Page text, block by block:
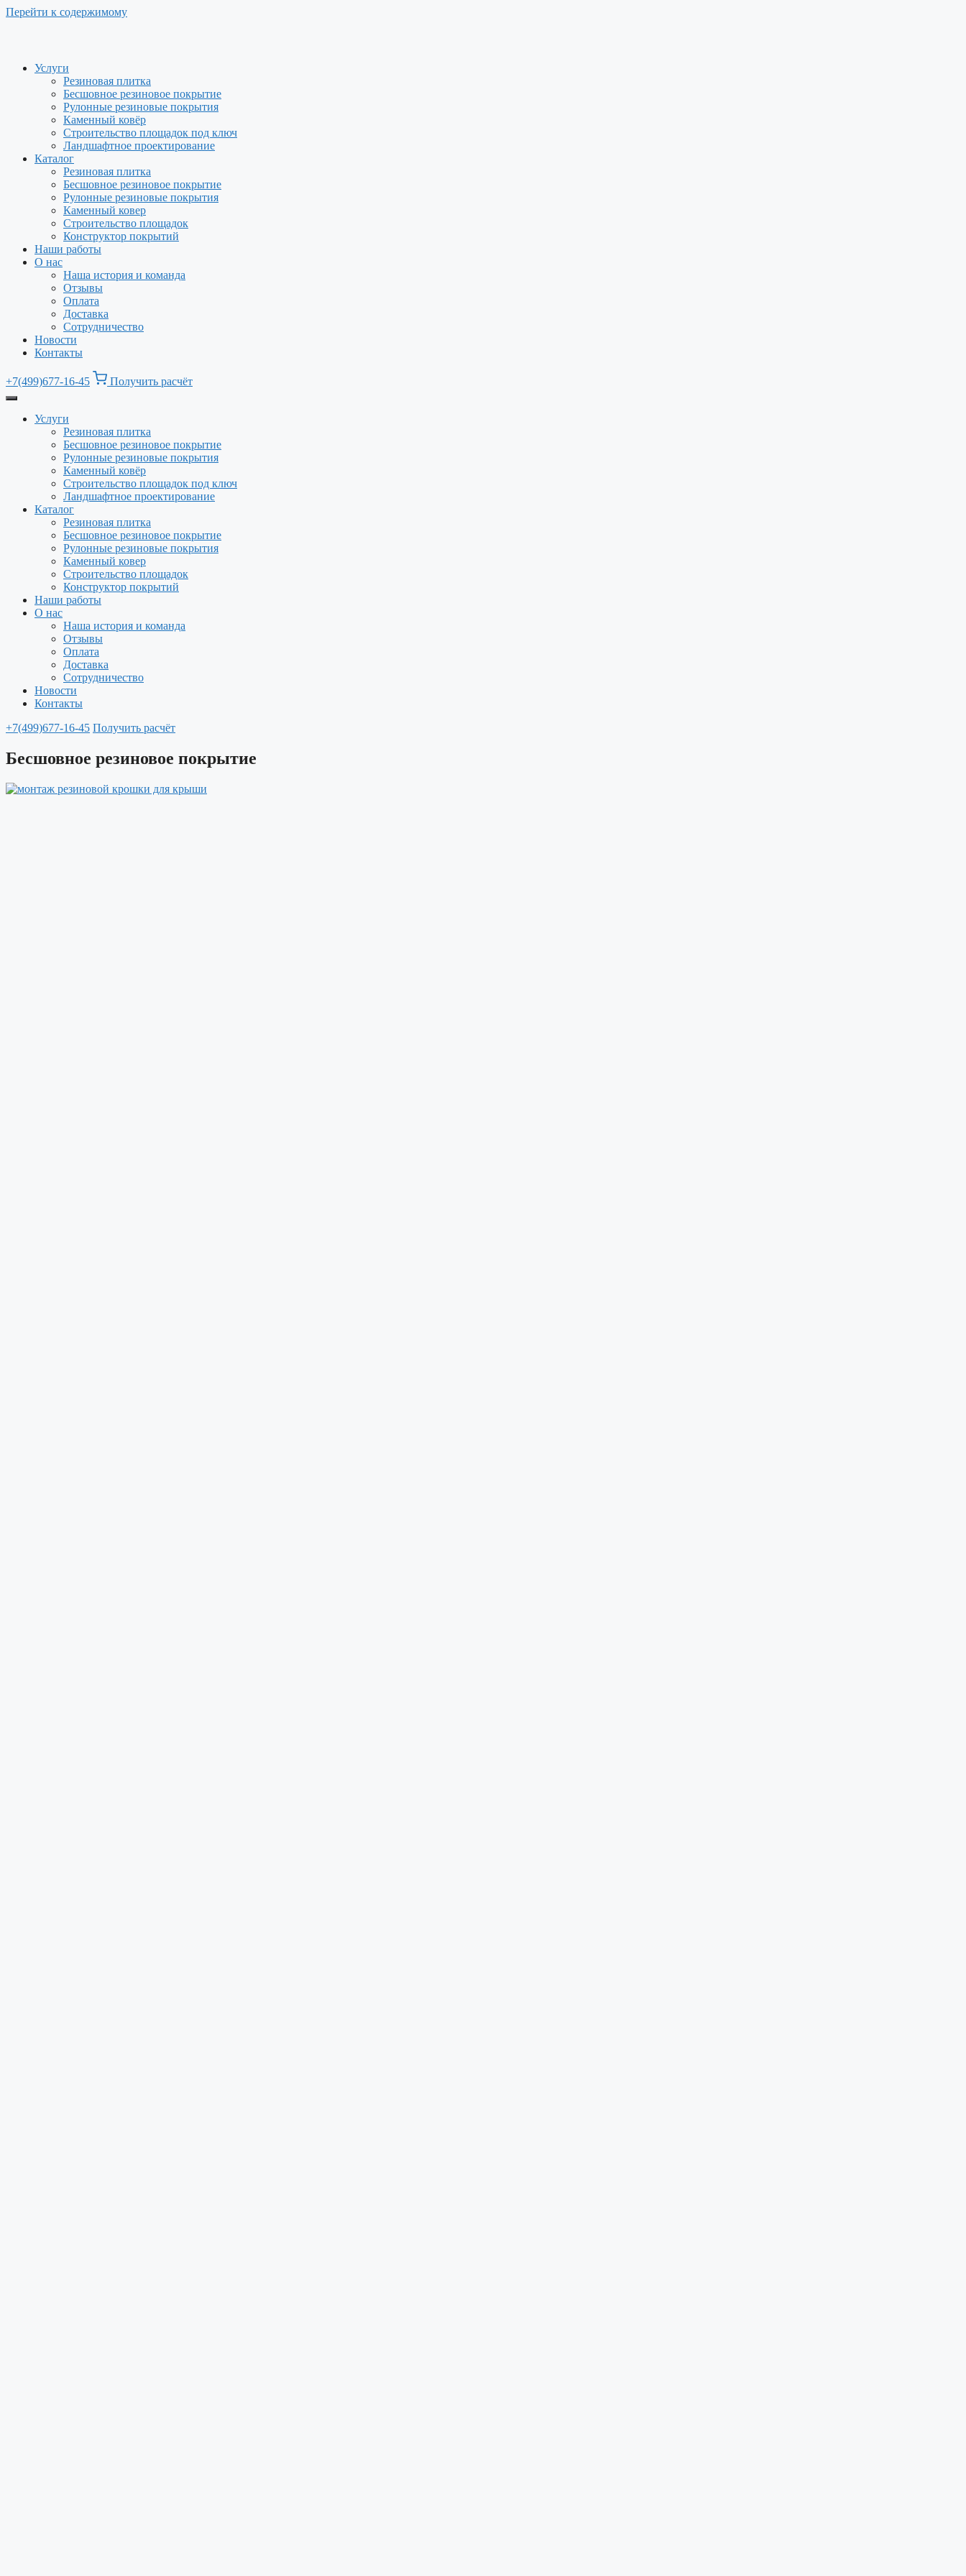
Перейти к содержимому
Услуги
Резиновая плитка
Бесшовное резиновое покрытие
Рулонные резиновые покрытия
Каменный ковёр
Строительство площадок под ключ
Ландшафтное проектирование
Каталог
Резиновая плитка
Бесшовное резиновое покрытие
Рулонные резиновые покрытия
Каменный ковер
Строительство площадок
Конструктор покрытий
Наши работы
О нас
Наша история и команда
Отзывы
Оплата
Доставка
Сотрудничество
Новости
Контакты
+7(499)677-16-45 Получить расчёт
Услуги
Резиновая плитка
Бесшовное резиновое покрытие
Рулонные резиновые покрытия
Каменный ковёр
Строительство площадок под ключ
Ландшафтное проектирование
Каталог
Резиновая плитка
Бесшовное резиновое покрытие
Рулонные резиновые покрытия
Каменный ковер
Строительство площадок
Конструктор покрытий
Наши работы
О нас
Наша история и команда
Отзывы
Оплата
Доставка
Сотрудничество
Новости
Контакты
+7(499)677-16-45 Получить расчёт
Бесшовное резиновое покрытие